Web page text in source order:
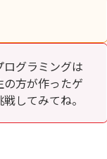
グラミングは
方が作ったゲ
してみてね。